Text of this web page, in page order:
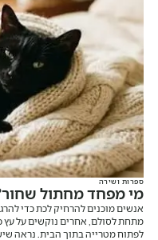
ספרות ושירה
מי מפחד מחתול
אנשים מוכנים להרחיק לכת כדי
מתחת לסולם, אחרים נוקשים על עץ
לפתוח מטרייה בתוך הבית. נראה